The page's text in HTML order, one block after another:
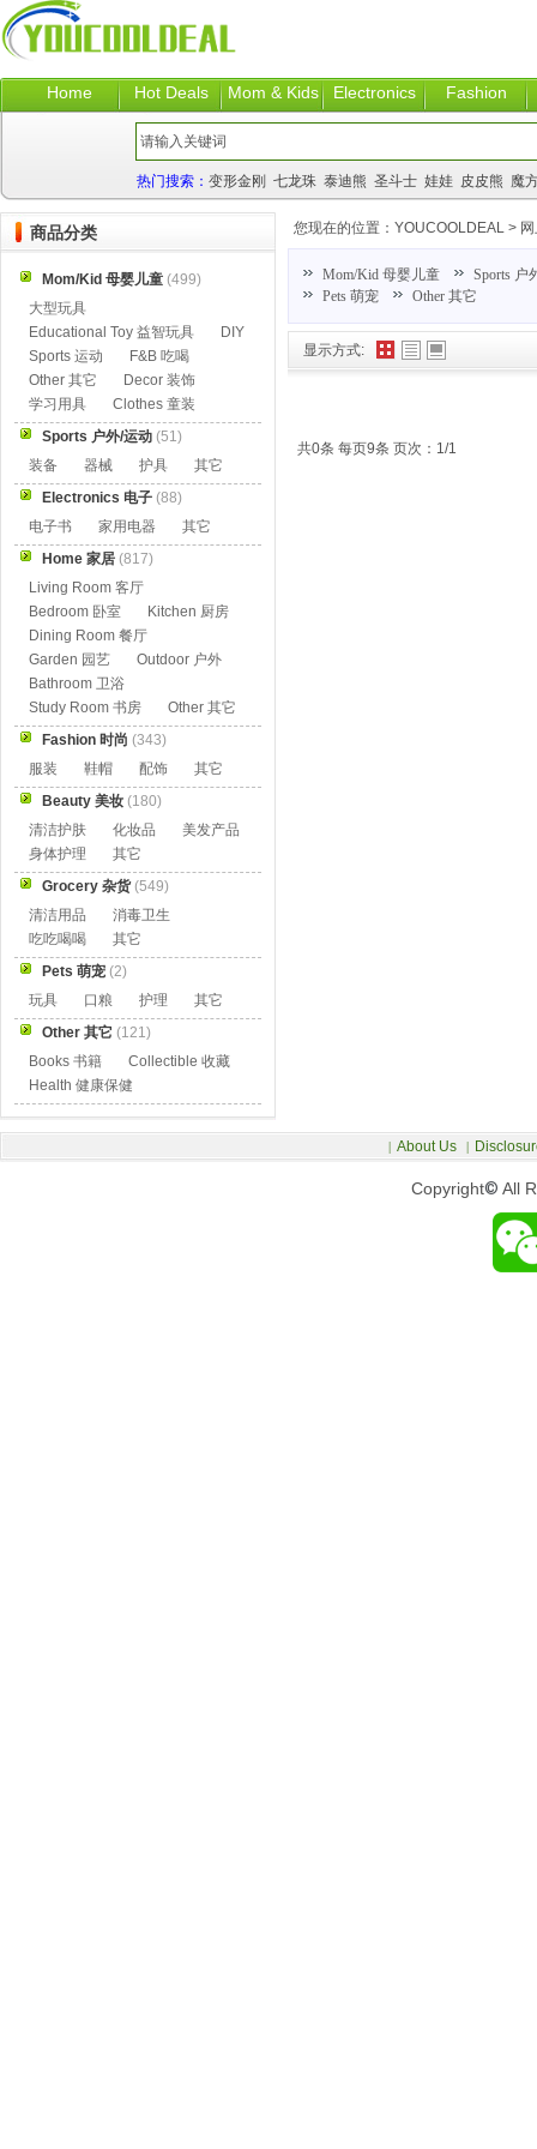
Home Hot Deals Mom & Kids Electronics Fashion
热门搜索： 变形金刚 七龙珠 泰迪熊 圣斗士 娃娃 皮皮熊 魔
显示方式:
共0条 每页9条 页次：1/1
您现在的位置： YOUCOOLDEAL >
Mom/Kid 母婴儿童
Sports 户
Pets 萌宠
Other 其它
商品分类
Mom/Kid 母婴儿童 (499)
大型玩具
Educational Toy 益智玩具
DIY
Sports 运动
F&B 吃喝
Other 其它
Decor 装饰
学习用具
Clothes 童装
Sports 户外/运动 (51)
装备
器械 护具
其它
Electronics 电子 (88)
电子书
家用电器
其它
Home 家居 (817)
Living Room 客厅
Bedroom 卧室
Kitchen 厨房
Dining Room 餐厅
Garden 园艺
Outdoor 户外
Bathroom 卫浴
Study Room 书房
Other 其它
Fashion 时尚 (343)
服装
鞋帽 配饰
其它
Beauty 美妆 (180)
清洁护肤
化妆品
美发产品
身体护理
其它
Grocery 杂货(549)
清洁用品
消毒卫生
吃吃喝喝
其它
Pets 萌宠 (2)
玩具
口粮 护理
其它
Other 其它 (121)
Books 书籍
Collectible 收藏
Health 健康保健
Copyright© All
| About Us |